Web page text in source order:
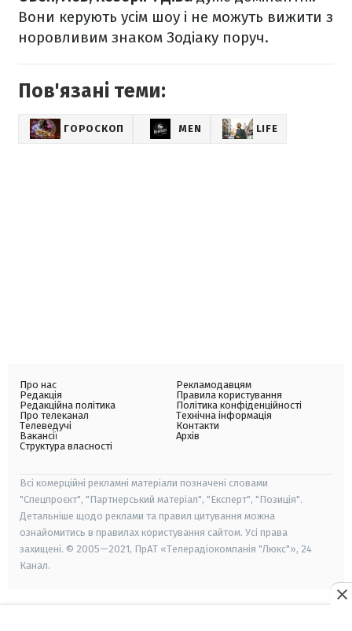
Вони керують усім шоу і не можуть вижити з
норовливим знаком Зодіаку поруч.
Пов'язані теми:
ГОРОСКОП MEN LIFE
Про нас
Редакція
Редакційна політика
Про телеканал
Телеведучі
Вакансії
Структура власності
Рекламодавцям
Правила користування
Політика конфіденційності
Технічна інформація
Контакти
Архів
Всі комерційні рекламні матеріали позначені словами
"Спецпроєкт", "Партнерський матеріал", "Експерт", "Позиція".
Детальніше щодо реклами та правил цитування можна
ознайомитись в правилах користування сайтом. Усі права
захищені. © 2005—2021, ПрАТ «Телерадіокомпанія "Люкс"», 24
Канал.